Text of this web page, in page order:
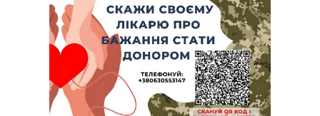
Авдіївку, нагородили “Комбатантським хрестом”
На Черкащині п’яний мотоцикліст зіткнувся з
мопедом: двоє людей у лікарні
Ветерани МСК “Дніпро” вибороли бронзу чемпіонату
України
На Уманщині підрядника зобов’язали сплатити понад
670 тис грн штрафу за незаконні зміни до договору